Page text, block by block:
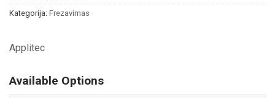
Kategorija: Frezavimas
Applitec
Available Options